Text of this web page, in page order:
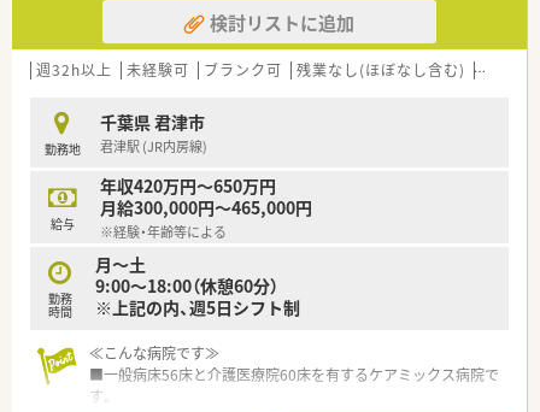
行っています。
≪おすすめポイント≫
■「緩和薬物療法認定」をお持ちの方も活躍しています！
検討リストに追加
週32h以上 未経験可 ブランク可 残業なし(ほぼなし含む) 転勤な
勤務地
千葉県 君津市
君津駅 (JR内房線)
給与
年収420万円～650万円
月給300,000円～465,000円
※経験・年齢等による
勤務
時間
月～土
9:00～18:00（休憩60分）
※上記の内、週5日シフト制
≪こんな病院です≫
■一般病床56床と介護医療院60床を有するケアミックス病院で
す。